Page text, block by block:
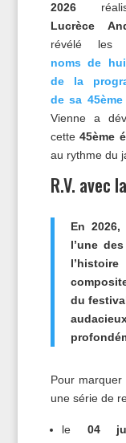
2026
Lucrèce
révélé les
noms de
de la
de sa
Vienne a
cette45ème
au rythme du
R.V. avec
En
l’une
du
Pour
une série de
le04